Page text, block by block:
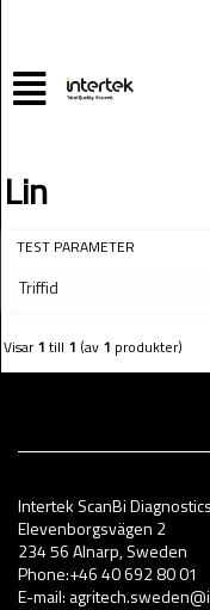
Lin
TEST PARAMETER
Triffid
Visar1 till 1 (av 1 produkter)
Intertek ScanBi Diagnostics
Elevenborgsvägen 2
234 56 Alnarp, Sweden
Phone:+46 40 692 80 01
E-mail: